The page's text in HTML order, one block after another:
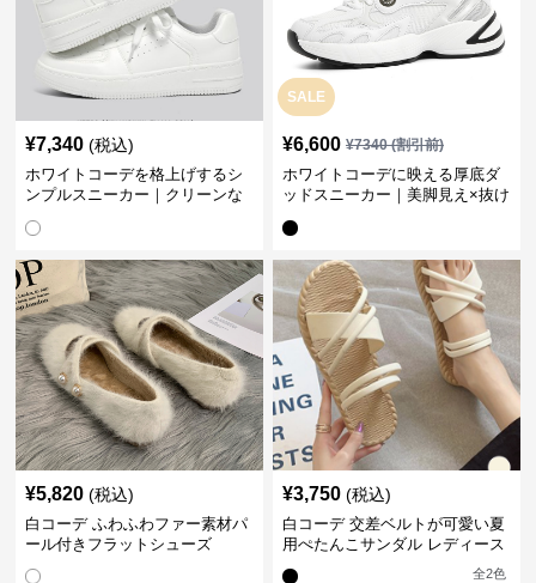
¥7,340 (税込)
ホワイトコーデを格上げするシ
ンプルスニーカー｜クリーンな
SALE
¥6,600 ¥7340(割引前)
ホワイトコーデに映える厚底ダ
ッドスニーカー｜美脚見え×抜け
¥5,820 (税込)
白コーデ ふわふわファー素材パ
ール付きフラットシューズ
¥3,750 (税込)
白コーデ 交差ベルトが可愛い夏
用ぺたんこサンダル レディース
全2色